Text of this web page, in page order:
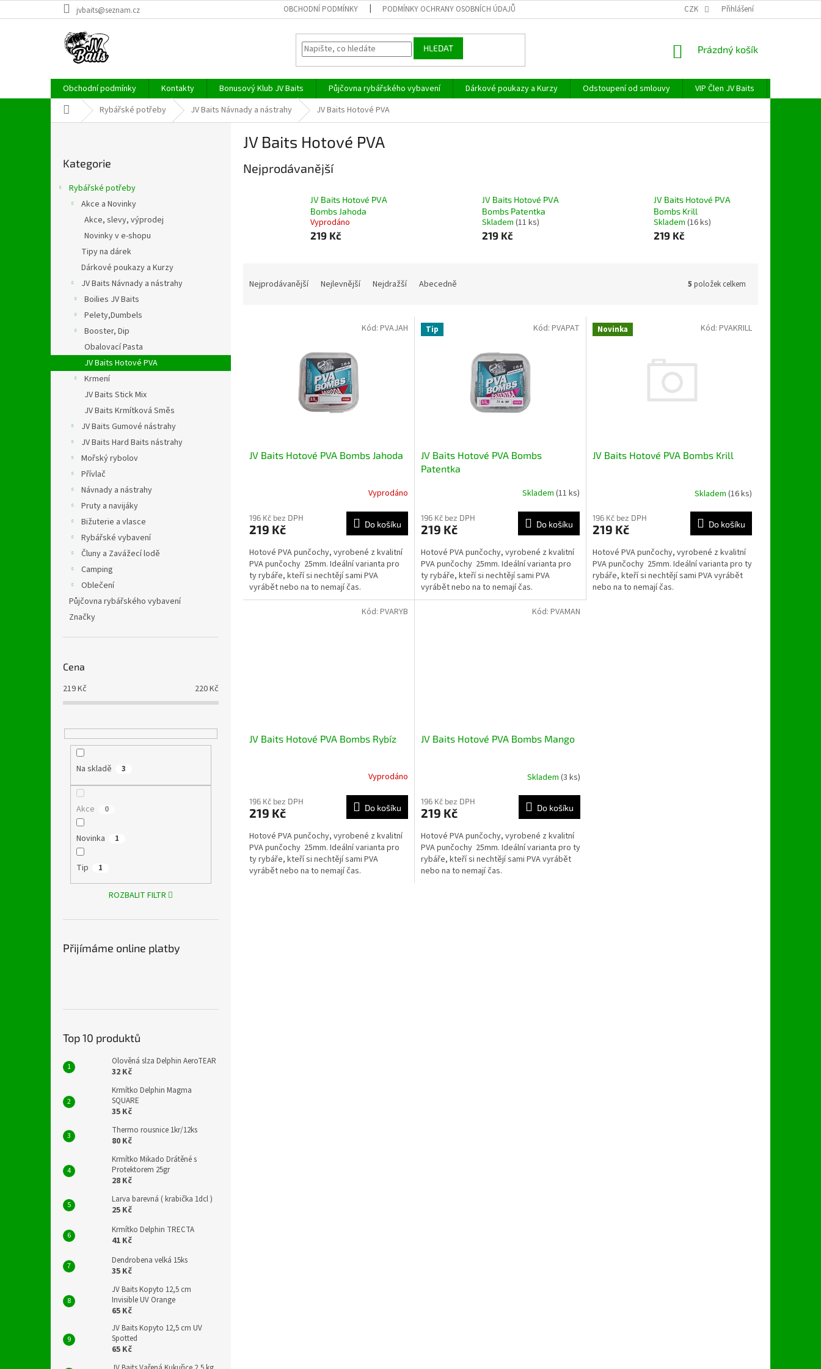
na
jvbaits@seznam.cz OBCHODNÍ PODMÍNKY PODMÍNKY OCHRANY OSOBNÍCH ÚDAJŮ CZK Přihlášení
HLEDAT
NÁKUPNÍ
Prázdný košík
Obchodní podmínky Kontakty Bonusový Klub JV Baits Půjčovna rybářského vybavení Dárkové poukazy a Kurzy Odstoupení od smlouvy VIP Člen JV Baits
Domů Rybářské potřeby JV Baits Návnady a nástrahy JV Baits Hotové PVA
kategorie
Kategorie
Rybářské potřeby
Akce a Novinky
Akce, slevy, výprodej
Novinky v e-shopu
Tipy na dárek
Dárkové poukazy a Kurzy
JV Baits Návnady a nástrahy
Boilies JV Baits
Pelety,Dumbels
Booster, Dip
Obalovací Pasta
JV Baits Hotové PVA
Krmení
JV Baits Stick Mix
JV Baits Krmítková Směs
JV Baits Gumové nástrahy
JV Baits Hard Baits nástrahy
Mořský rybolov
Přívlač
Návnady a nástrahy
Pruty a navijáky
Bižuterie a vlasce
Rybářské vybavení
Čluny a Zavážecí lodě
Camping
Oblečení
Půjčovna rybářského vybavení
Značky
Cena
219Kč 220Kč
Na skladě 3
Akce 0
Novinka 1
Tip 1
ROZBALIT FILTR
Přijímáme online platby
Top 10 produktů
Olověná slza Delphin AeroTEAR
32 Kč
Krmítko Delphin Magma
SQUARE
35 Kč
Thermo rousnice 1kr/12ks
80 Kč
Krmítko Mikado Drátěné s
Protektorem 25gr
28 Kč
Larva barevná ( krabička 1dcl )
25 Kč
Krmítko Delphin TRECTA
41 Kč
Dendrobena velká 15ks
35 Kč
JV Baits Kopyto 12,5 cm
Invisible UV Orange
65 Kč
JV Baits Kopyto 12,5 cm UV
Spotted
65 Kč
JV Baits Hotové PVA
Nejprodávanější
JV Baits Hotové PVA
Bombs Jahoda
Vyprodáno
219 Kč
JV Baits Hotové PVA
Bombs Patentka
Skladem (11 ks)
219 Kč
JV Baits Hotové PVA
Bombs Krill
Skladem (16 ks)
219 Kč
Nejprodávanější Nejlevnější Nejdražší Abecedně 5 položek celkem
JV Baits Hotové PVA Bombs Jahoda
Vyprodáno
196 Kč bez DPH
219 Kč Do košíku
Hotové PVA punčochy, vyrobené z kvalitní
PVA punčochy 25mm. Ideální varianta pro
ty rybáře, kteří si nechtějí sami PVA
vyrábět nebo na to nemají čas.
Kód: PVAJAH Tip
JV Baits Hotové PVA Bombs
Patentka
Skladem (11 ks)
196 Kč bez DPH
219 Kč Do košíku
Hotové PVA punčochy, vyrobené z kvalitní
PVA punčochy 25mm. Ideální varianta pro
ty rybáře, kteří si nechtějí sami PVA
vyrábět nebo na to nemají čas.
Kód: PVAPAT Novinka
JV Baits Hotové PVA Bombs Krill
Skladem (16 ks)
196 Kč bez DPH
219 Kč Do košíku
Hotové PVA punčochy, vyrobené z kvalitní
PVA punčochy 25mm. Ideální varianta pro ty
rybáře, kteří si nechtějí sami PVA vyrábět
nebo na to nemají čas.
Kód: PVAKRILL
JV Baits Hotové PVA Bombs Rybíz
Vyprodáno
196 Kč bez DPH
219 Kč Do košíku
Hotové PVA punčochy, vyrobené z kvalitní
PVA punčochy 25mm. Ideální varianta pro
ty rybáře, kteří si nechtějí sami PVA
vyrábět nebo na to nemají čas.
Kód: PVARYB
JV Baits Hotové PVA Bombs Mango
Skladem (3 ks)
196 Kč bez DPH
219 Kč Do košíku
Hotové PVA punčochy, vyrobené z kvalitní
PVA punčochy 25mm. Ideální varianta pro ty
rybáře, kteří si nechtějí sami PVA vyrábět
nebo na to nemají čas.
Kód: PVAMAN